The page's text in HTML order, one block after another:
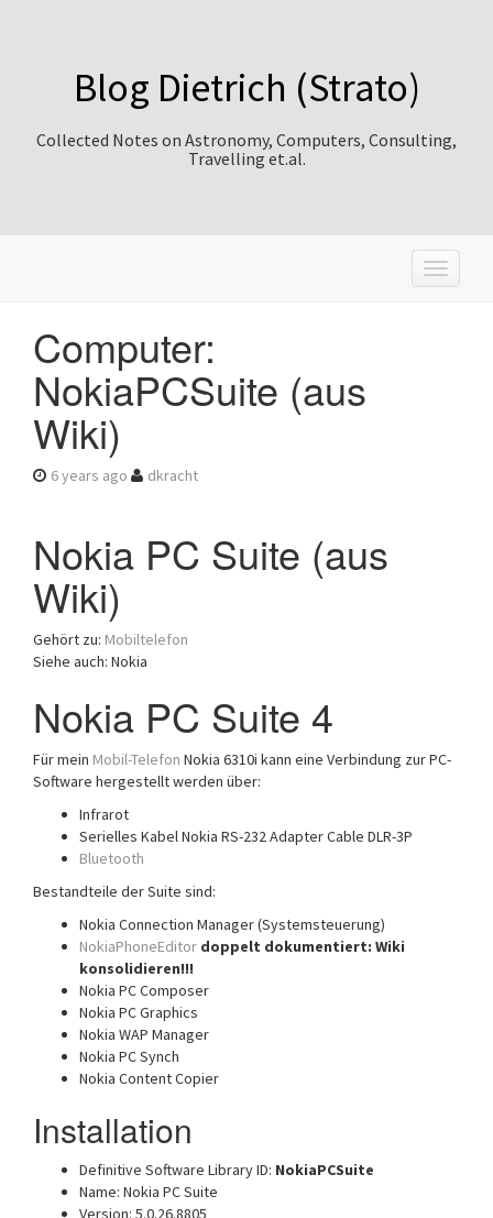
Blog Dietrich (Strato)
Collected Notes on Astronomy, Computers, Consulting,
Travelling et.al.
T
o
Computer:
NokiaPCSuite (aus
Wiki)
6 years ago dkracht
Nokia PC Suite (aus
Wiki)
Gehört zu: Mobiltelefon
Siehe auch: Nokia
Nokia PC Suite 4
Für mein Mobil-Telefon Nokia 6310i kann eine Verbindung zur PC-
Software hergestellt werden über:
Infrarot
Serielles Kabel Nokia RS-232 Adapter Cable DLR-3P
Bluetooth
Bestandteile der Suite sind:
Nokia Connection Manager (Systemsteuerung)
NokiaPhoneEditor doppelt dokumentiert: Wiki
konsolidieren!!!
Nokia PC Composer
Nokia PC Graphics
Nokia WAP Manager
Nokia PC Synch
Nokia Content Copier
Installation
Definitive Software Library ID: NokiaPCSuite
Name: Nokia PC Suite
Version: 5.0.26.8805